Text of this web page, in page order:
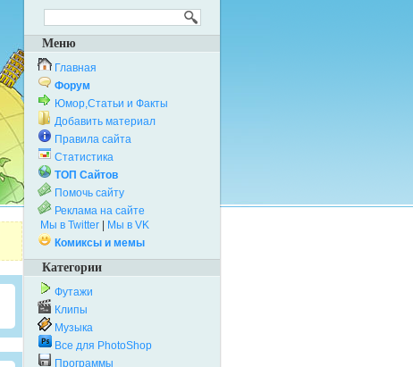
Меню
Главная
Форум
Юмор,Статьи и Факты
Добавить материал
Правила сайта
Статистика
ТОП Сайтов
Помочь сайту
Реклама на сайте
Мы в Twitter
Мы в VK
Комиксы и мемы
Категории
Футажи
Клипы
Музыка
Все для PhotoShop
Программы